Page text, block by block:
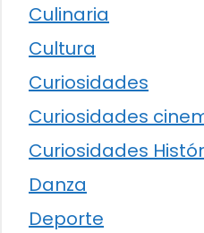
Culinaria
Cultura
Curiosidades
Curiosidades
Curiosidades
Danza
Deporte